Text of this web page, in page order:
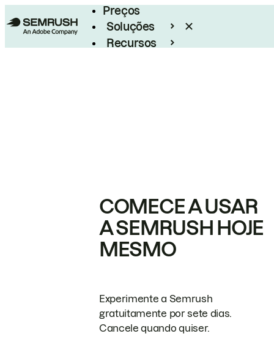
Preços
Soluções
Recursos
COMECE A USAR
A SEMRUSH HOJE
MESMO
Experimente a Semrush
gratuitamente por sete dias.
Cancele quando quiser.